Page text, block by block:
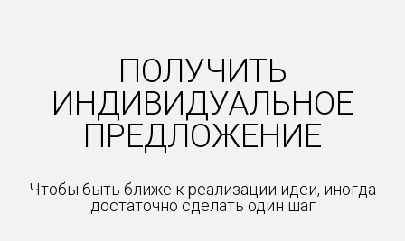
ПОЛУЧИТЬ
ИНДИВИДУАЛЬНОЕ
ПРЕДЛОЖЕНИЕ
Чтобы быть ближе к реализации идеи, иногда
достаточно сделать один шаг